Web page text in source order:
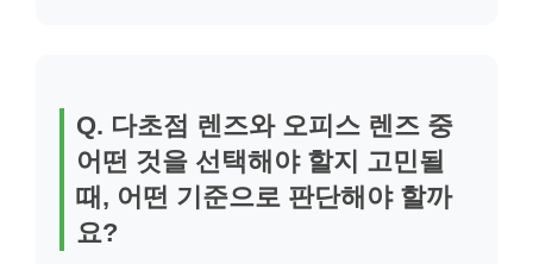
Q. 다초점 렌즈와 오피스 렌즈 중
어떤 것을 선택해야 할지 고민될
때, 어떤 기준으로 판단해야 할까
요?